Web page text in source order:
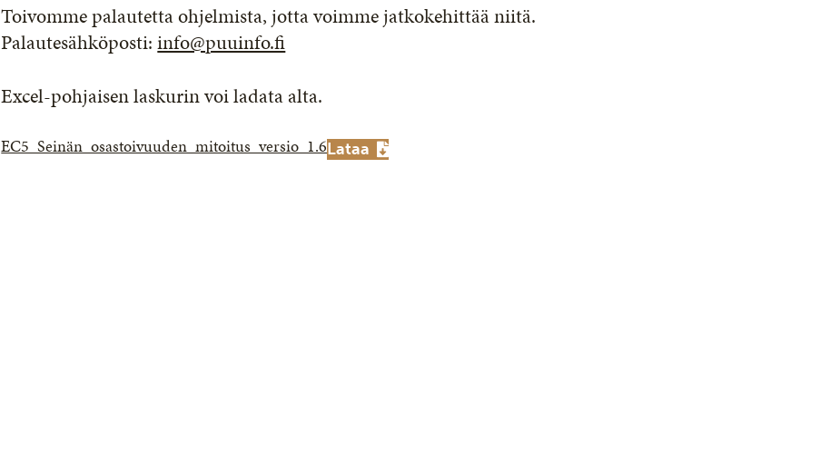
Toivomme palautetta ohjelmista, jotta voimme jatkokehittää niitä.
Palautesähköposti:info@puuinfo.fi
Excel-pohjaisen laskurin voi ladata alta.
EC5_Seinän_osastoivuuden_mitoitus_versio_1.6Lataa